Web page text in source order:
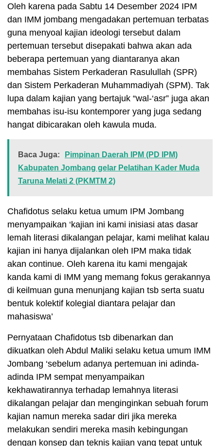
Oleh karena pada Sabtu 14 Desember 2024 IPM
dan IMM jombang mengadakan pertemuan terbatas
guna menyoal kajian ideologi tersebut dalam
pertemuan tersebut disepakati bahwa akan ada
beberapa pertemuan yang diantaranya akan
membahas Sistem Perkaderan Rasulullah (SPR)
dan Sistem Perkaderan Muhammadiyah (SPM). Tak
lupa dalam kajian yang bertajuk “wal-‘asr” juga akan
membahas isu-isu kontemporer yang juga sedang
hangat dibicarakan oleh kawula muda.
Baca Juga:
Pimpinan Daerah IPM (PD IPM)
Kabupaten Jombang gelar Pelatihan Kader Muda
Taruna Melati 2 (PKMTM 2)
Chafidotus selaku ketua umum IPM Jombang
menyampaikan ‘kajian ini kami inisiasi atas dasar
lemah literasi dikalangan pelajar, kami melihat kalau
kajian ini hanya dijalankan oleh IPM maka tidak
akan continue. Oleh karena itu kami mengajak
kanda kami di IMM yang memang fokus gerakannya
di keilmuan guna menunjang kajian tsb serta suatu
bentuk kolektif kolegial diantara pelajar dan
mahasiswa’
Pernyataan Chafidotus tsb dibenarkan dan
dikuatkan oleh Abdul Maliki selaku ketua umum IMM
Jombang ‘sebelum adanya pertemuan ini adinda-
adinda IPM sempat menyampaikan
kekhawatirannya terhadap lemahnya literasi
dikalangan pelajar dan menginginkan sebuah forum
kajian namun mereka sadar diri jika mereka
melakukan sendiri mereka masih kebingungan
dengan konsep dan teknis kajian yang tepat untuk